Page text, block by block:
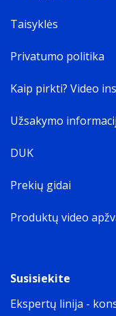
Taisyklės
Privatumo politika
Kaip pirkti? Video
Užsakymo
DUK
Prekių gidai
Produktų video
Susisiekite
Ekspertų linija -